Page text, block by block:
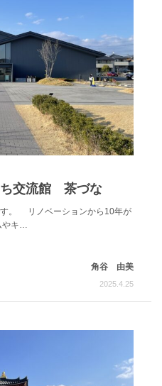
交流館 茶づな
す。 リノベーションから10年が
やキ…
角谷 由美
2025.4.25